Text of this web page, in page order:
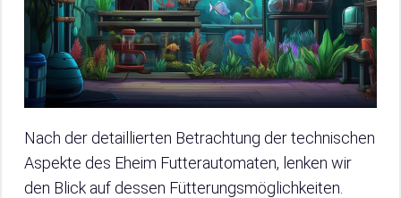
Nach der detaillierten Betrachtung der technischen
Aspekte des Eheim Futterautomaten, lenken wir
den Blick auf dessen Fütterungsmöglichkeiten.